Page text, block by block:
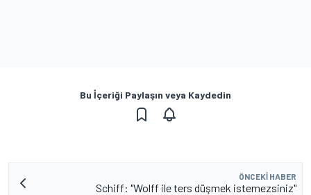
Bu İçeriği Paylaşın veya Kaydedin
ÖNCEKI HABER
Schiff: "Wolff ile ters düşmek istemezsiniz"